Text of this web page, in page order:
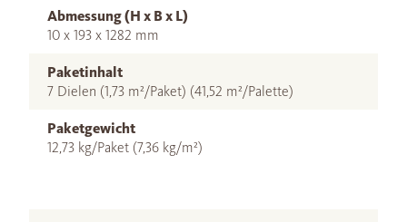
Abmessung (H x B x L)
10 x 193 x 1282 mm
Paketinhalt
7 Dielen (1,73 m²/Paket) (41,52 m²/Palette)
Paketgewicht
12,73 kg/Paket (7,36 kg/m²)